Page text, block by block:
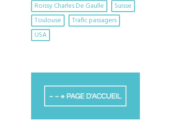
Roissy Charles De Gaulle
Suisse
Toulouse
Trafic passagers
USA